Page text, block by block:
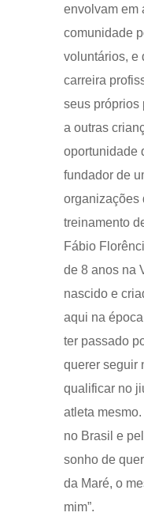
envolvam em
comunidade
voluntários, e
carreira
seus próprios
a outras
oportunidade
fundador de
organizações
treinamento
Fábio
de 8 anos na
nascido e
aqui na
ter passado
querer seguir
qualificar no
atleta
no Brasil e
sonho de
da Maré, o
mim”.